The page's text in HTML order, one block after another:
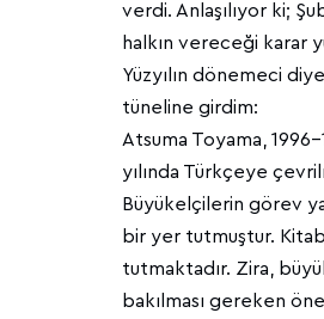
verdi. Anlaşılıyor ki;
halkın vereceği karar
Yüzyılın dönemeci
tüneline girdim:
Atsuma Toyama, 1996-
yılında Türkçeye
Büyükelçilerin görev
bir yer tutmuştur.
tutmaktadır. Zira,
bakılması gereken